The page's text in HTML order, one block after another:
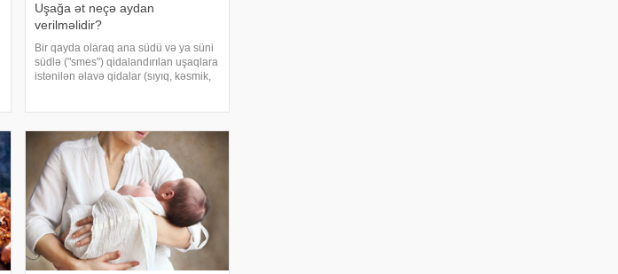
Uşağa ət neçə aydan
verilməlidir?
Bir qayda olaraq ana südü və ya süni
südlə ("smes") qidalandırılan uşaqlara
istənilən əlavə qidalar (sıyıq, kəsmik,